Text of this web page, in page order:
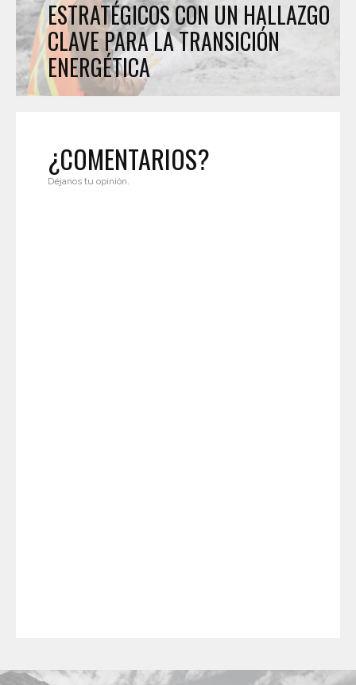
ESTRATÉGICOS CON UN HALLAZGO
CLAVE PARA LA TRANSICIÓN
ENERGÉTICA
¿COMENTARIOS?
Déjanos tu opinión.